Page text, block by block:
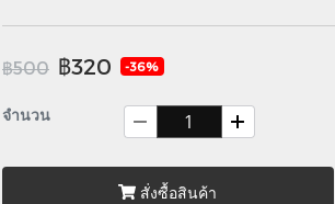
฿500 ฿320 -36%
จำนวน
สั่งซื้อสินค้า